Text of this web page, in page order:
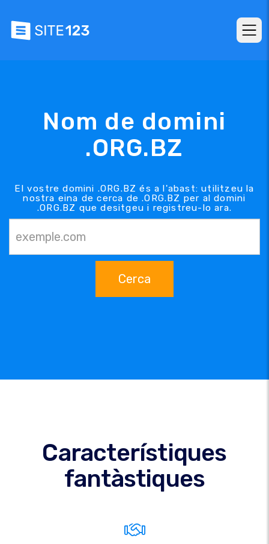
Nom de domini
.ORG.BZ
El vostre domini .ORG.BZ és a l'abast: utilitzeu la
nostra eina de cerca de .ORG.BZ per al domini
.ORG.BZ que desitgeu i registreu-lo ara.
Cerca
Característiques
fantàstiques